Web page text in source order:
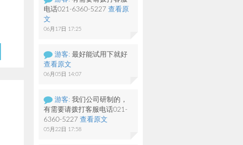
电话021-6360-5227 查看原
文
06月17日 17:25
游客: 最好能试用下就好
查看原文
06月05日 14:07
游客: 我们公司研制的，
有需要请拨打客服电话021-
6360-5227 查看原文
05月22日 17:58